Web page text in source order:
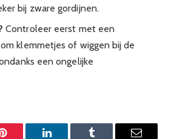
bij zware gordijnen.
Controleer eerst met een
klemmetjes of wiggen bij de
een ongelijke